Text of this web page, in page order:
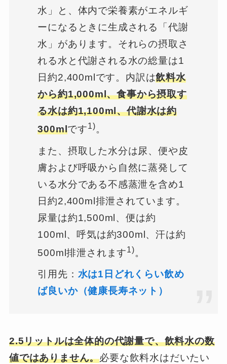
水」と、体内で栄養素がエネルギ
ーになるときに生成される「代謝
水」があります。それらの摂取さ
れる水と代謝される水の総量は1
日約2,400mlです。内訳は飲料水
から約1,000ml、食事から摂取す
る水は約1,100ml、代謝水は約
300mlです1)。
また、摂取した水分は尿、便や皮
膚および呼吸から自然に蒸発して
いる水分である不感蒸泄を含め1
日約2,400ml排泄されています。
尿量は約1,500ml、便は約
100ml、呼気は約300ml、汗は約
500ml排泄されます1)。
引用先： 水は1日どれくらい飲め
ば良いか（健康長寿ネット）
2.5リットルは全体的の代謝量で、飲料水の数
値ではありません。必要な飲料水はだいたい